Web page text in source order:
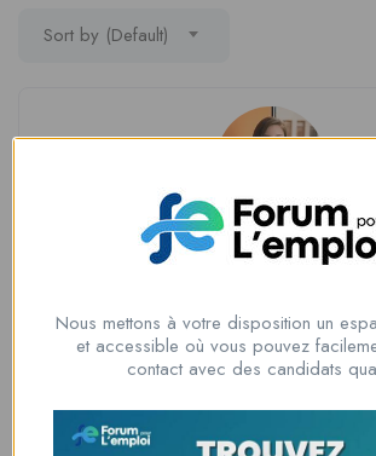
Sort by (Default)
Martha Griffin
New York
Nous mettons à votre disposition un
et accessible où vous pouvez
contact avec des candidats